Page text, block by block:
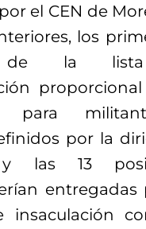
el CEN de
los
de la
proporcional
para
por la
y las 13
entregadas
insaculación